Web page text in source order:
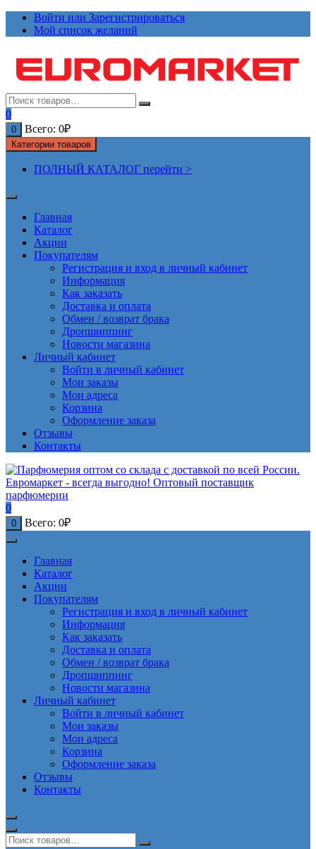
ПерейтиВойти или Зарегистрироваться
Мой список желаний
0
0 Всего: 0₽
Категории товаров
ПОЛНЫЙ КАТАЛОГ перейти >
Главная
Каталог
Акции
Покупателям
Регистрация и вход в личный кабинет
Информация
Как заказать
Доставка и оплата
Обмен / возврат брака
Дропшиппинг
Новости магазина
Личный кабинет
Войти в личный кабинет
Мои заказы
Мои адреса
Корзина
Оформление заказа
Отзывы
Контакты
0
0 Всего: 0₽
Главная
Каталог
Акции
Покупателям
Регистрация и вход в личный кабинет
Информация
Как заказать
Доставка и оплата
Обмен / возврат брака
Дропшиппинг
Новости магазина
Личный кабинет
Войти в личный кабинет
Мои заказы
Мои адреса
Корзина
Оформление заказа
Отзывы
Контакты